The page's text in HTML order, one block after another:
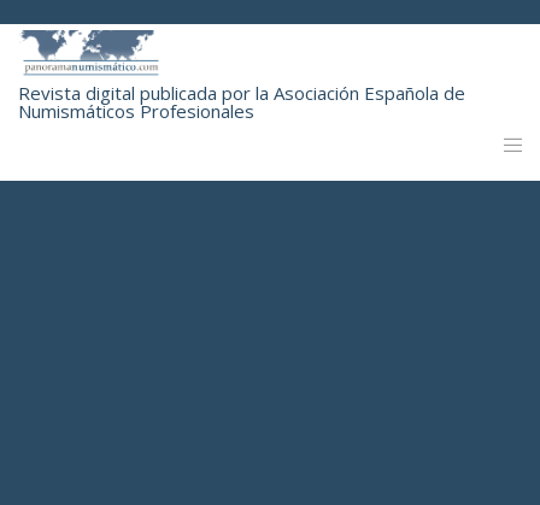
Revista digital publicada por la Asociación Española de
Numismáticos Profesionales